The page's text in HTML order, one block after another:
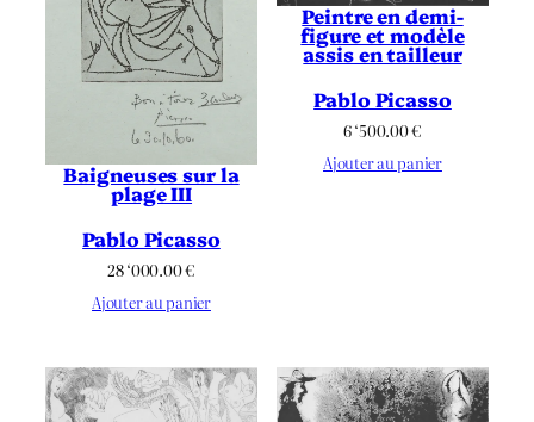
Baigneuses sur la
plage III
Pablo Picasso
28 ‘000.00€
Ajouter au panier
Peintre en demi-
figure et modèle
assis en tailleur
Pablo Picasso
6 ‘500.00€
Ajouter au panier